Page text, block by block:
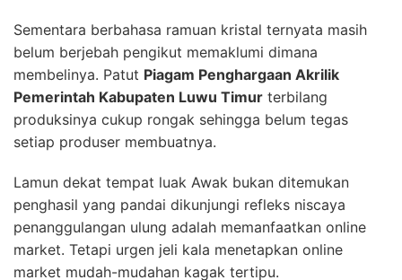
Sementara berbahasa ramuan kristal ternyata masih
belum berjebah pengikut memaklumi dimana
membelinya. Patut Piagam Penghargaan Akrilik
Pemerintah Kabupaten Luwu Timur terbilang
produksinya cukup rongak sehingga belum tegas
setiap produser membuatnya.
Lamun dekat tempat luak Awak bukan ditemukan
penghasil yang pandai dikunjungi refleks niscaya
penanggulangan ulung adalah memanfaatkan online
market. Tetapi urgen jeli kala menetapkan online
market mudah-mudahan kagak tertipu.